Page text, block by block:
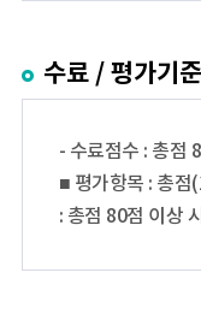
수료 / 평가기
- 수료점수 : 총점
■ 평가항목 : 총
: 총점 80점 이상